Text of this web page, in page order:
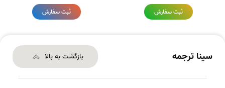
ثبت سفارش ثبت سفارش
سینا ترجمه بازگشت به بالا